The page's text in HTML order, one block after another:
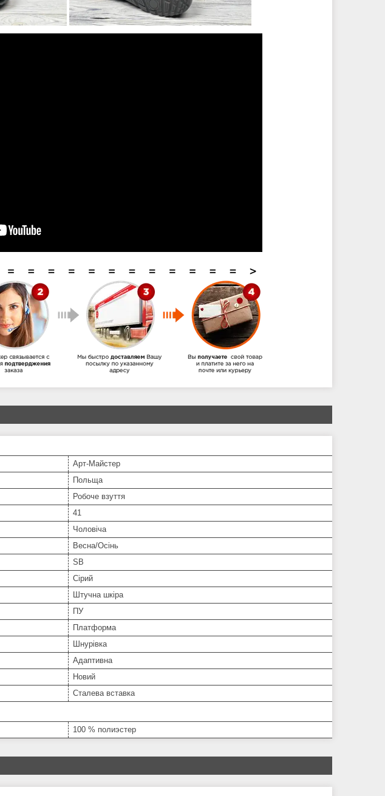
Арт-Майстер
Польща
Робоче взуття
41
Чоловіча
Весна/Осінь
SB
Сірий
Штучна шкіра
ПУ
Платформа
Шнурівка
Адаптивна
Новий
Сталева вставка
100 % полиэстер